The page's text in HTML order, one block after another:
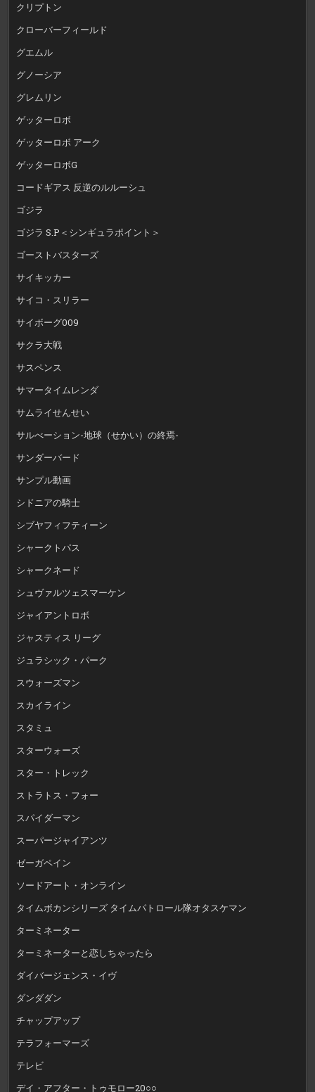
クリプトン
クローバーフィールド
グエムル
グノーシア
グレムリン
ゲッターロボ
ゲッターロボ アーク
ゲッターロボG
コードギアス 反逆のルルーシュ
ゴジラ
ゴジラ S.P＜シンギュラポイント＞
ゴーストバスターズ
サイキッカー
サイコ・スリラー
サイボーグ009
サクラ大戦
サスペンス
サマータイムレンダ
サムライせんせい
サルべーション-地球（せかい）の終焉-
サンダーバード
サンプル動画
シドニアの騎士
シブヤフィフティーン
シャークトパス
シャークネード
シュヴァルツェスマーケン
ジャイアントロボ
ジャスティス リーグ
ジュラシック・パーク
スウォーズマン
スカイライン
スタミュ
スターウォーズ
スター・トレック
ストラトス・フォー
スパイダーマン
スーパージャイアンツ
ゼーガペイン
ソードアート・オンライン
タイムボカンシリーズ タイムパトロール隊オタスケマン
ターミネーター
ターミネーターと恋しちゃったら
ダイバージェンス・イヴ
ダンダダン
チャップアップ
テラフォーマーズ
テレビ
デイ・アフター・トゥモロー20○○